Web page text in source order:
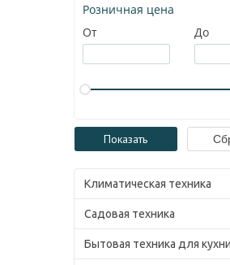
Розничная цена
От
До
Климатическая техника
Садовая техника
Бытовая техника для кухни